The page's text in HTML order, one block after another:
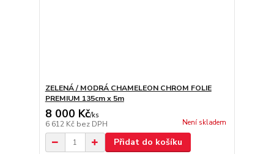
ZELENÁ / MODRÁ CHAMELEON CHROM FOLIE
PREMIUM 135cm x 5m
8 000 Kč/ks
6 612 Kč bez DPH Není skladem
Přidat do košíku